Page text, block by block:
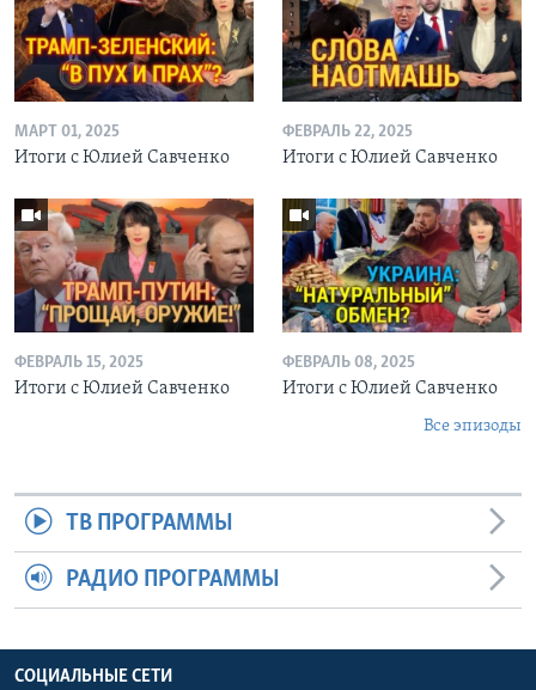
МАРТ 01, 2025
Итоги с Юлией Савченко
ФЕВРАЛЬ 22, 2025
Итоги с Юлией Савченко
ФЕВРАЛЬ 15, 2025
Итоги с Юлией Савченко
ФЕВРАЛЬ 08, 2025
Итоги с Юлией Савченко
Все эпизоды
ТВ ПРОГРАММЫ
РАДИО ПРОГРАММЫ
СОЦИАЛЬНЫЕ СЕТИ